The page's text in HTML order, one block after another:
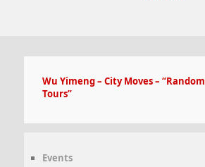
Wu Yimeng – City Moves – “Random
Tours”
Events